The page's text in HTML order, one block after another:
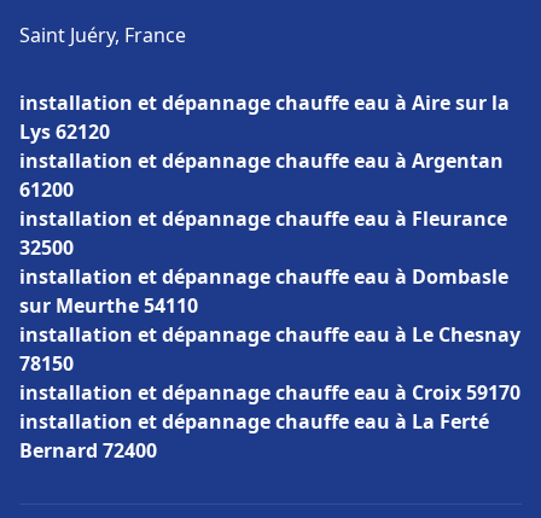
Saint Juéry, France
installation et dépannage chauffe eau à Aire sur la
Lys 62120
installation et dépannage chauffe eau à Argentan
61200
installation et dépannage chauffe eau à Fleurance
32500
installation et dépannage chauffe eau à Dombasle
sur Meurthe 54110
installation et dépannage chauffe eau à Le Chesnay
78150
installation et dépannage chauffe eau à Croix 59170
installation et dépannage chauffe eau à La Ferté
Bernard 72400